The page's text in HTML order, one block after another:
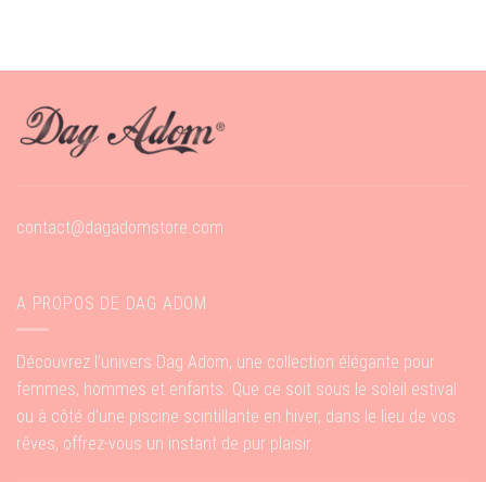
contact@dagadomstore.com
A PROPOS DE DAG ADOM
Découvrez l’univers Dag Adom, une collection élégante pour
femmes, hommes et enfants. Que ce soit sous le soleil estival
ou à côté d’une piscine scintillante en hiver, dans le lieu de vos
rêves, offrez-vous un instant de pur plaisir.